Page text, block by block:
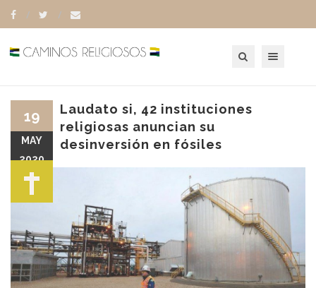
Laudato si, 42 instituciones
religiosas anuncian su
desinversión en fósiles
19
MAY
2020